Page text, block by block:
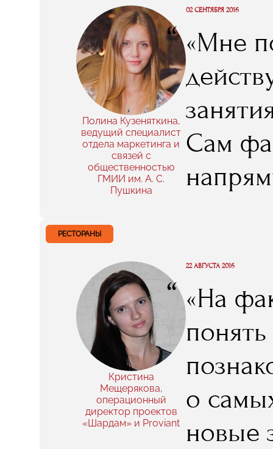
я
я
Полина Кузеняткина,
ведущий специалист
отдела маркетинга и
связей с
общественностью
ГМИИ им. А. С.
Пушкина
“
02 СЕНТЯБРЯ 2016
«Мне
Сам
групп
сразу
РЕСТОРАНЫ
Кристина
Мещерякова,
операционный
директор проектов
«Шардам» и Proviant
“
22 АВГУСТА 2016
«На
о
новые